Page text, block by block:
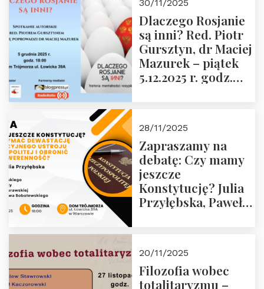
zwiedzanie
Muzeum Żołnierzy
Wyklętych i
Więźniów
Politycznych PRL o
godz. 16:00 – 19
30/11/2025
Dlaczego Rosjanie
są inni? Red. Piotr
Gursztyn, dr Maciej
Mazurek – piątek
5.12.2025 r. godz.
28/11/2025
Zapraszamy na
debatę: Czy mamy
jeszcze
Konstytucję? Julia
Przyłębska, Paweł
Przemysław
Sobolewski – 4
20/11/2025
Filozofia wobec
totalitaryzmu –